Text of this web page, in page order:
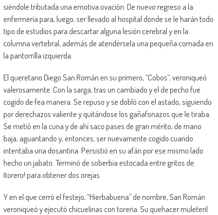
siéndole tributada una emotiva ovación. De nuevo regreso a la
enfermería para, luego, ser llevado al hospital donde se le harán todo
tipo de estudios para descartar alguna lesión cerebral y en la
columna vertebral, además de atendérsela una pequeña cornada en
la pantorrilla izquierda.
El queretano Diego San Román en su primero, “Cobos”, veroniqueó
valerosamente. Con la sarga, tras un cambiado y el de pecho fue
cogido de fea manera. Se repuso y se dobló con el astado, siguiendo
por derechazos valiente y quitándose los gañafonazos que le tiraba.
Se metió en la cuna y de ahí saco pases de gran mérito, de mano
baja, aguantando y, entonces, ser nuevamente cogido cuando
intentaba una dosantina. Persistió en su afán por ese mismo lado
hecho un jabato. Terminó de soberbia estocada entre gritos de
¡torero! para obtener dos orejas.
Y en el que cerró el festejo, “Hierbabuena” de nombre, San Román
veroniqueó y ejecutó chicuelinas con torería. Su quehacer muleteril